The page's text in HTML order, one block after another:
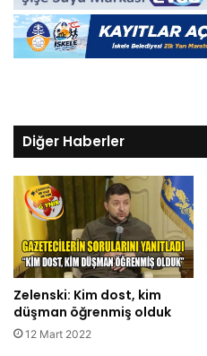
Diğer Haberler
Zelenski: Kim dost, kim
düşman öğrenmiş olduk
12 Mart 2022